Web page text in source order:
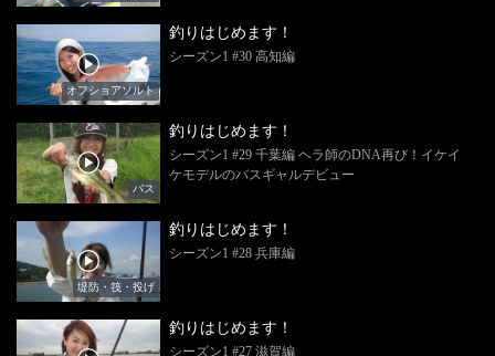
オフショアソルト
釣りはじめます！
シーズン1 #30 高知編
バス
釣りはじめます！
シーズン1 #29 千葉編 ヘラ師のDNA再び！イケイ
ケモデルのバスギャルデビュー
堤防・筏・投げ
釣りはじめます！
シーズン1 #28 兵庫編
釣りはじめます！
シーズン1 #27 滋賀編